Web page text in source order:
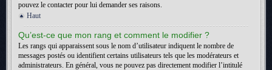
pouvez le contacter pour lui demander ses raisons.
Haut
Qu’est-ce que mon rang et comment le modifier ?
Les rangs qui apparaissent sous le nom d’utilisateur indiquent le nombre de
messages postés ou identifient certains utilisateurs tels que les modérateurs et
administrateurs. En général, vous ne pouvez pas directement modifier l’intitulé